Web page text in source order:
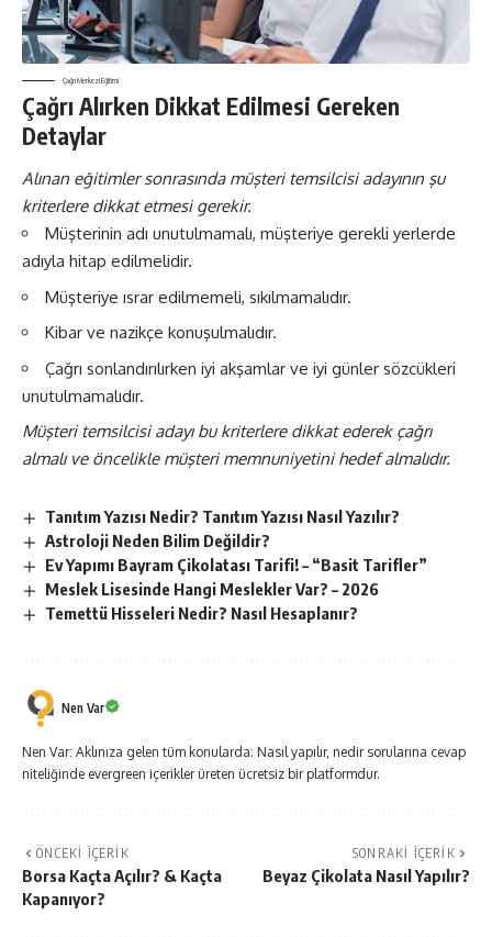
Çağrı Merkezi Eğitimi
Çağrı Alırken Dikkat Edilmesi Gereken
Detaylar
Alınan eğitimler sonrasında müşteri temsilcisi adayının şu
kriterlere dikkat etmesi gerekir.
Müşterinin adı unutulmamalı, müşteriye gerekli yerlerde
adıyla hitap edilmelidir.
Müşteriye ısrar edilmemeli, sıkılmamalıdır.
Kibar ve nazikçe konuşulmalıdır.
Çağrı sonlandırılırken iyi akşamlar ve iyi günler sözcükleri
unutulmamalıdır.
Müşteri temsilcisi adayı bu kriterlere dikkat ederek çağrı
almalı ve öncelikle müşteri memnuniyetini hedef almalıdır.
Tanıtım Yazısı Nedir? Tanıtım Yazısı Nasıl Yazılır?
Astroloji Neden Bilim Değildir?
Ev Yapımı Bayram Çikolatası Tarifi! – “Basit Tarifler”
Meslek Lisesinde Hangi Meslekler Var? – 2026
Temettü Hisseleri Nedir? Nasıl Hesaplanır?
Nen Var
Nen Var: Aklınıza gelen tüm konularda; Nasıl yapılır, nedir sorularına cevap
niteliğinde evergreen içerikler üreten ücretsiz bir platformdur.
ÖNCEKI İÇERIK
Borsa Kaçta Açılır? & Kaçta
Kapanıyor?
SONRAKI İÇERIK
Beyaz Çikolata Nasıl Yapılır?